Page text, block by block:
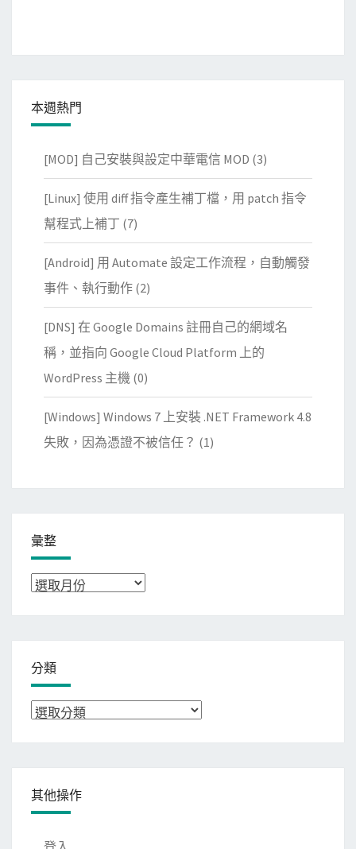
本週熱門
[MOD] 自己安裝與設定中華電信 MOD (3)
[Linux] 使用 diff 指令產生補丁檔，用 patch 指令
幫程式上補丁 (7)
[Android] 用 Automate 設定工作流程，自動觸發
事件、執行動作 (2)
[DNS] 在 Google Domains 註冊自己的網域名
稱，並指向 Google Cloud Platform 上的
WordPress 主機 (0)
[Windows] Windows 7 上安裝 .NET Framework 4.8
失敗，因為憑證不被信任？ (1)
彙整
彙
分類
分
其他操作